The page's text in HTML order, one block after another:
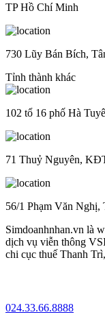
TP Hồ Chí Minh
730 Lũy Bán Bích,
Tỉnh thành khác
102 tổ 16 phố Hà
71 Thuỷ Nguyên,
56/1 Phạm Văn
Simdoanhnhan.vn là
dịch vụ viễn thông
chi cục thuế Thanh
024.33.66.8888